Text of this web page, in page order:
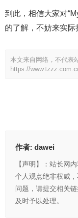
到此，相信大家对
的了解，不妨来实际
本文来自网络，不代表
https://
作者: dawei
【声明】：站长网
个人观点绝非权威
问题，请提交相关
及时予以处理。